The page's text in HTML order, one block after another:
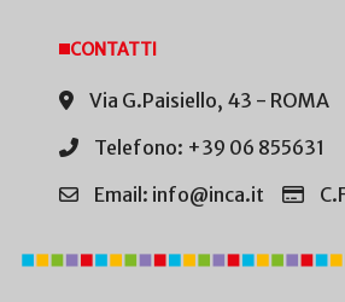
CONTATTI
Via G.Paisiello, 43 - ROMA
Telefono: +39 06 855631
Email: info@inca.it